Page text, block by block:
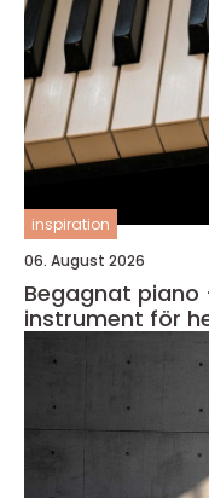
inspiration
06. August 2026
Begagnat
instrument för